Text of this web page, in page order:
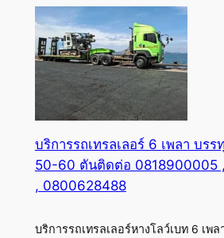
บริการรถเทรลเลอร์ 6 เพลา บร
50-60 ตันติดต่อ 0818900005
, 0800628488
บริการรถเทรลเลอร์หางโลว์เบท 6 เพ